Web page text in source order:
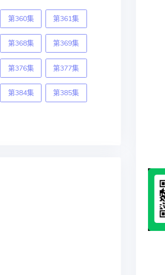
第360集 第361集
第368集 第369集
第376集 第377集
第384集 第385集